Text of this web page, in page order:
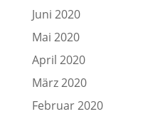
Juni 2020
Mai 2020
April 2020
März 2020
Februar 2020